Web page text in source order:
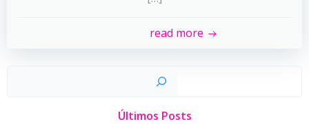
read more
Últimos Posts